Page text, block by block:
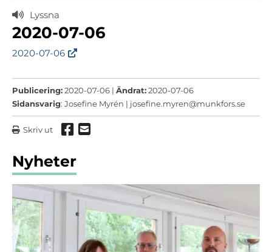
Lyssna
2020-07-06
2020-07-06
Publicering:2020-07-06 | Ändrat:2020-07-06
Sidansvarig: Josefine Myrén | josefine.myren@munkfors.se
Skriv ut Dela via Facebook
Dela via mail
Nyheter